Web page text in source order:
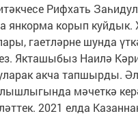
Рифхать
янкорма корып куйдык.
гаетләрне шунда
Якташыбыз Наилә
акча тапшырды.
мәчеткә
2021 елда